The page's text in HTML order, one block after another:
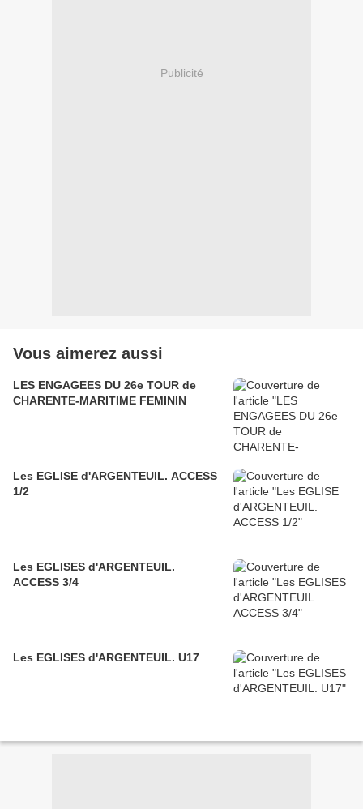
Publicité
Vous aimerez aussi
LES ENGAGEES DU 26e TOUR de
CHARENTE-MARITIME FEMININ
Les EGLISE d'ARGENTEUIL. ACCESS
1/2
Les EGLISES d'ARGENTEUIL.
ACCESS 3/4
Les EGLISES d'ARGENTEUIL. U17